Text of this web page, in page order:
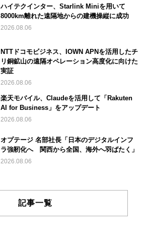
ハイテクインター、Starlink Miniを用いて
8000km離れた遠隔地からの建機操縦に成功
2026.08.06
NTTドコモビジネス、IOWN APNを活用したチ
リ銅鉱山の遠隔オペレーション高度化に向けた
実証
2026.08.06
楽天モバイル、Claudeを活用して「Rakuten
AI for Business」をアップデート
2026.08.06
オプテージ 名部社長「日本のデジタルインフ
ラ強靭化へ 関西から全国、海外へ羽ばたく」
2026.08.06
記事一覧